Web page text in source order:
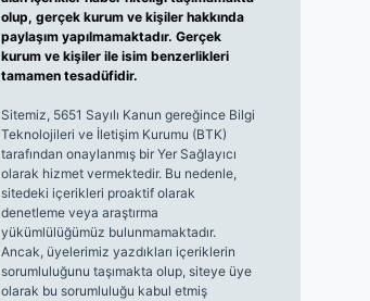
olup, gerçek kurum ve kişiler hakkında
paylaşım yapılmamaktadır. Gerçek
kurum ve kişiler ile isim benzerlikleri
tamamen tesadüfidir.
Sitemiz, 5651 Sayılı Kanun gereğince Bilgi
Teknolojileri ve İletişim Kurumu (BTK)
tarafından onaylanmış bir Yer Sağlayıcı
olarak hizmet vermektedir. Bu nedenle,
sitedeki içerikleri proaktif olarak
denetleme veya araştırma
yükümlülüğümüz bulunmamaktadır.
Ancak, üyelerimiz yazdıkları içeriklerin
sorumluluğunu taşımakta olup, siteye üye
olarak bu sorumluluğu kabul etmiş